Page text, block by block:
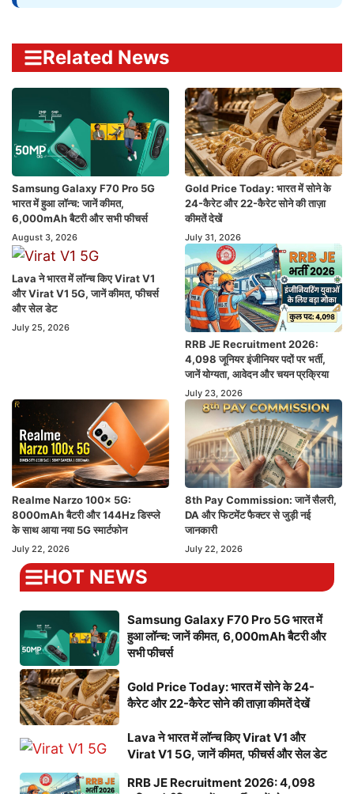
Related News
Samsung Galaxy F70 Pro 5G
भारत में हुआ लॉन्च: जानें कीमत,
6,000mAh बैटरी और सभी फीचर्स
August 3, 2026
Gold Price Today: भारत में सोने के
24-कैरेट और 22-कैरेट सोने की ताज़ा
कीमतें देखें
July 31, 2026
Lava ने भारत में लॉन्च किए Virat V1
और Virat V1 5G, जानें कीमत, फीचर्स
और सेल डेट
July 25, 2026
RRB JE Recruitment 2026:
4,098 जूनियर इंजीनियर पदों पर भर्ती,
जानें योग्यता, आवेदन और चयन प्रक्रिया
July 23, 2026
Realme Narzo 100x 5G:
8000mAh बैटरी और 144Hz डिस्प्ले
के साथ आया नया 5G स्मार्टफोन
July 22, 2026
8th Pay Commission: जानें सैलरी,
DA और फिटमेंट फैक्टर से जुड़ी नई
जानकारी
July 22, 2026
HOT NEWS
Samsung Galaxy F70 Pro 5G भारत में
हुआ लॉन्च: जानें कीमत, 6,000mAh बैटरी और
सभी फीचर्स
Gold Price Today: भारत में सोने के 24-
कैरेट और 22-कैरेट सोने की ताज़ा कीमतें देखें
Lava ने भारत में लॉन्च किए Virat V1 और
Virat V1 5G, जानें कीमत, फीचर्स और सेल डेट
RRB JE Recruitment 2026: 4,098